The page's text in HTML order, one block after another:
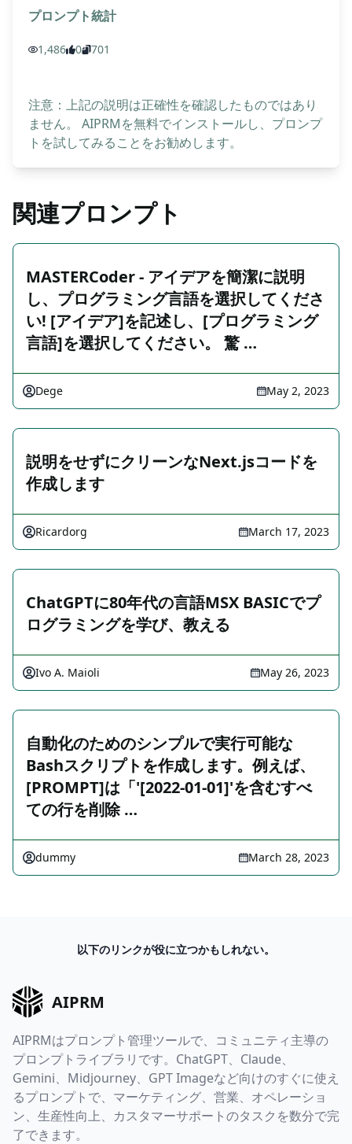
プロンプト統計
1,486 0 701
注意：上記の説明は正確性を確認したものではあり
ません。 AIPRMを無料でインストールし、プロンプ
トを試してみることをお勧めします。
関連プロンプト
MASTERCoder - アイデアを簡潔に説明
し、プログラミング言語を選択してくださ
い! [アイデア]を記述し、[プログラミング
言語]を選択してください。 驚 …
Dege May 2, 2023
説明をせずにクリーンなNext.jsコードを
作成します
Ricardorg March 17, 2023
ChatGPTに80年代の言語MSX BASICでプ
ログラミングを学び、教える
Ivo A. Maioli May 26, 2023
自動化のためのシンプルで実行可能な
Bashスクリプトを作成します。例えば、
[PROMPT]は「'[2022-01-01]'を含むすべ
ての行を削除 …
dummy March 28, 2023
以下のリンクが役に立つかもしれない。
AIPRM
AIPRMはプロンプト管理ツールで、コミュニティ主導の
プロンプトライブラリです。ChatGPT、Claude、
Gemini、Midjourney、GPT Imageなど向けのすぐに使え
るプロンプトで、マーケティング、営業、オペレーショ
ン、生産性向上、カスタマーサポートのタスクを数分で完
了できます。